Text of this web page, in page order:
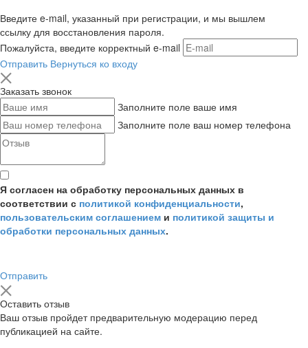
Введите e-mail, указанный при регистрации, и мы вышлем
ссылку для восстановления пароля.
Пожалуйста, введите корректный e-mail
Отправить Вернуться ко входу
Заказать звонок
Заполните поле ваше имя
Заполните поле ваш номер телефона
Я согласен на обработку персональных данных в
соответствии с политикой конфиденциальности,
пользовательским соглашением и политикой защиты и
обработки персональных данных.
Отправить
Оставить отзыв
Ваш отзыв пройдет предварительную модерацию перед
публикацией на сайте.